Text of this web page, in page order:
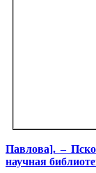
Павлова]. –
научная